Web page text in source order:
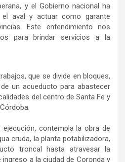
y el Gobierno nacional ha
aval y actuar como garante
Este entendimiento nos
para brindar servicios a la
que se divide en bloques,
un acueducto para abastecer
del centro de Santa Fe y
contempla la obra de
cruda, la planta potabilizadora,
troncal hasta atravesar la
ingreso a la ciudad de Coronda y